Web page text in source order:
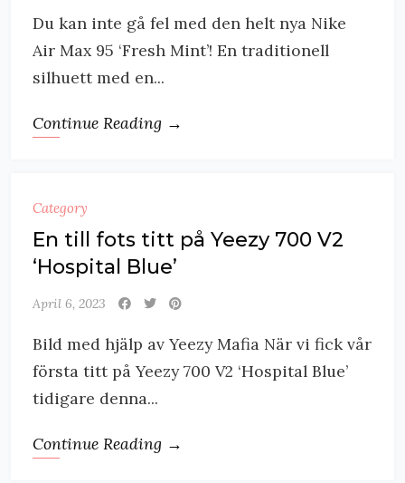
Du kan inte gå fel med den helt nya Nike
Air Max 95 ‘Fresh Mint’! En traditionell
silhuett med en...
Continue Reading →
Category
En till fots titt på Yeezy 700 V2
‘Hospital Blue’
April 6, 2023
Bild med hjälp av Yeezy Mafia När vi fick vår
första titt på Yeezy 700 V2 ‘Hospital Blue’
tidigare denna...
Continue Reading →